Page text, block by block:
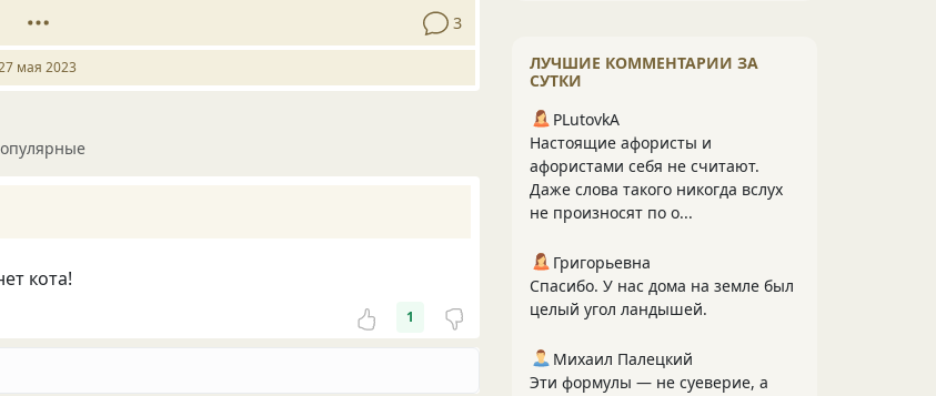
3
мая 2023
кота!
1
ЛУЧШИЕ КОММЕНТАРИИ ЗА
СУТКИ
PLutоvkА
Настоящие афористы и
афористами себя не считают.
Даже слова такого никогда вслух
не произносят по о...
Григорьевна
Спасибо. У нас дома на земле был
целый угол ландышей.
Михаил Палецкий
Эти формулы — не суеверие, а